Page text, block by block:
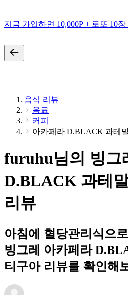
지금 가입하면 10,000P + 로또 10장
음식 리뷰
음료
커피
아카페라 D.BLACK 과테
furuhu님의 빙그
D.BLACK 과테
리뷰
아침에 혈당관리식으
빙그레 아카페라
티구아 리뷰를 확인해